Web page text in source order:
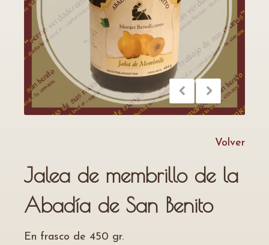
Volver
Jalea de membrillo de la
Abadía de San Benito
En frasco de 450 gr.